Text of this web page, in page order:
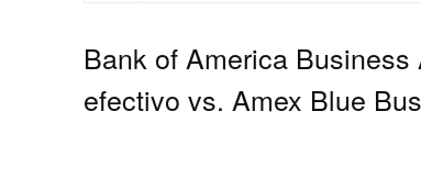
Bank of America
efectivo vs. Amex Blue